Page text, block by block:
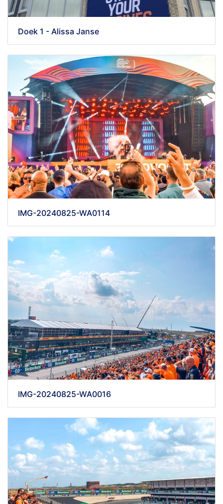
Doek 1 - Alissa Janse
IMG-20240825-WA0114
IMG-20240825-WA0016